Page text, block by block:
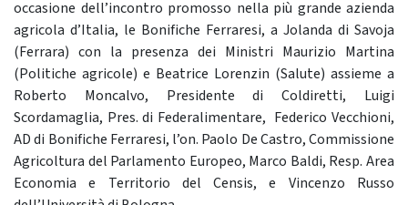
occasione dell’incontro promosso nella più grande azienda
agricola d’Italia, le Bonifiche Ferraresi, a Jolanda di Savoja
(Ferrara) con la presenza dei Ministri Maurizio Martina
(Politiche agricole) e Beatrice Lorenzin (Salute) assieme a
Roberto Moncalvo, Presidente di Coldiretti, Luigi
Scordamaglia, Pres. di Federalimentare, Federico Vecchioni,
AD di Bonifiche Ferraresi, l’on. Paolo De Castro, Commissione
Agricoltura del Parlamento Europeo, Marco Baldi, Resp. Area
Economia e Territorio del Censis, e Vincenzo Russo